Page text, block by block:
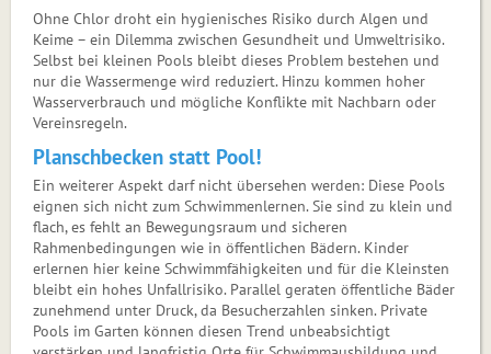
Ohne Chlor droht ein hygienisches Risiko durch Algen und
Keime – ein Dilemma zwischen Gesundheit und Umweltrisiko.
Selbst bei kleinen Pools bleibt dieses Problem bestehen und
nur die Wassermenge wird reduziert. Hinzu kommen hoher
Wasserverbrauch und mögliche Konflikte mit Nachbarn oder
Vereinsregeln.
Planschbecken statt Pool!
Ein weiterer Aspekt darf nicht übersehen werden: Diese Pools
eignen sich nicht zum Schwimmenlernen. Sie sind zu klein und
flach, es fehlt an Bewegungsraum und sicheren
Rahmenbedingungen wie in öffentlichen Bädern. Kinder
erlernen hier keine Schwimmfähigkeiten und für die Kleinsten
bleibt ein hohes Unfallrisiko. Parallel geraten öffentliche Bäder
zunehmend unter Druck, da Besucherzahlen sinken. Private
Pools im Garten können diesen Trend unbeabsichtigt